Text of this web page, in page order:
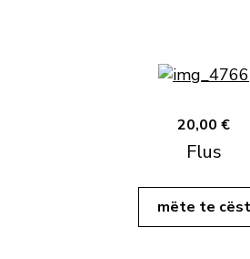
20,00 €
Flus
mëte te cëst